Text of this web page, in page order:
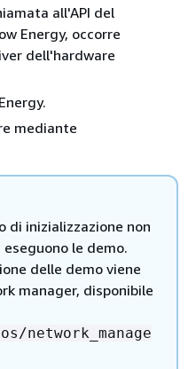
all'API del
Energy, occorre
dell'hardware
mediante
di inizializzazione non
le demo.
delle demo viene
manager, disponibile
network_manage